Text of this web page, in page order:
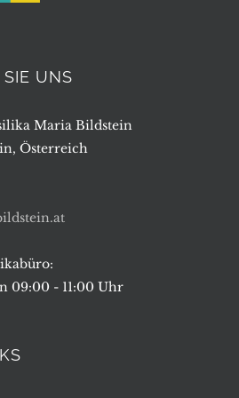
UNS
Maria Bildstein
Österreich
09:00 - 11:00 Uhr